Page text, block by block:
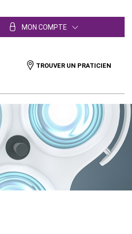
MON COMPTE
TROUVER UN PRATICIEN